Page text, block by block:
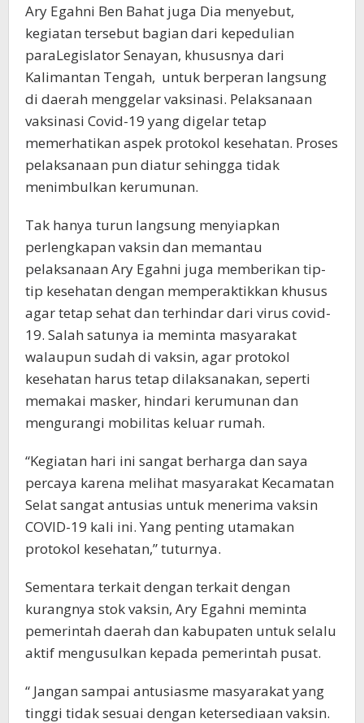
Ary Egahni Ben Bahat juga Dia menyebut,
kegiatan tersebut bagian dari kepedulian
paraLegislator Senayan, khususnya dari
Kalimantan Tengah, untuk berperan langsung
di daerah menggelar vaksinasi. Pelaksanaan
vaksinasi Covid-19 yang digelar tetap
memerhatikan aspek protokol kesehatan. Proses
pelaksanaan pun diatur sehingga tidak
menimbulkan kerumunan.
Tak hanya turun langsung menyiapkan
perlengkapan vaksin dan memantau
pelaksanaan Ary Egahni juga memberikan tip-
tip kesehatan dengan memperaktikkan khusus
agar tetap sehat dan terhindar dari virus covid-
19. Salah satunya ia meminta masyarakat
walaupun sudah di vaksin, agar protokol
kesehatan harus tetap dilaksanakan, seperti
memakai masker, hindari kerumunan dan
mengurangi mobilitas keluar rumah.
“Kegiatan hari ini sangat berharga dan saya
percaya karena melihat masyarakat Kecamatan
Selat sangat antusias untuk menerima vaksin
COVID-19 kali ini. Yang penting utamakan
protokol kesehatan,” tuturnya.
Sementara terkait dengan terkait dengan
kurangnya stok vaksin, Ary Egahni meminta
pemerintah daerah dan kabupaten untuk selalu
aktif mengusulkan kepada pemerintah pusat.
“ Jangan sampai antusiasme masyarakat yang
tinggi tidak sesuai dengan ketersediaan vaksin.